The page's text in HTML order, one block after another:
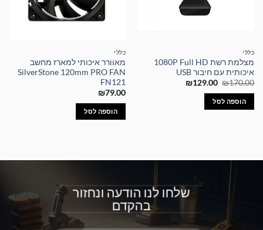
כללי
מצלמת רשת 1080P Full HD
איכותית עם חיבור USB
₪170.00
המחיר
היה:
₪170.00.
₪129.00
המחיר
הוספה לסל
כללי
מאוורר איכותי למארז מחשב
SilverStone 120mm PRO FAN
FN121
₪79.00
הוספה לסל
שלחו לנו הודעה ונחזור
בהקדם